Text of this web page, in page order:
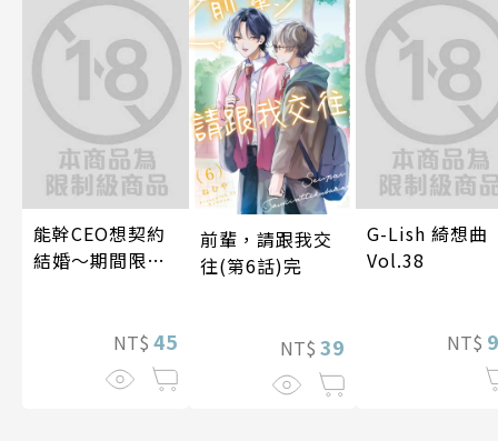
能幹CEO想契約
結婚～期間限定
NT$ 45
前輩，請跟我交
往(第6話)完
NT$ 39
G-Lish 綺想曲
Vol.38
NT$